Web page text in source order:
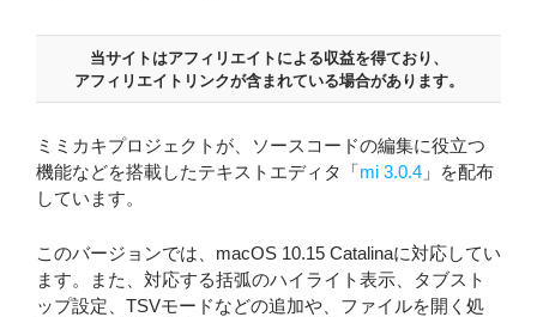
当サイトはアフィリエイトによる収益を得ており、
アフィリエイトリンクが含まれている場合があります。
ミミカキプロジェクトが、ソースコードの編集に役立つ
機能などを搭載したテキストエディタ「mi 3.0.4 」を配布
しています。
このバージョンでは、macOS 10.15 Catalinaに対応してい
ます。また、対応する括弧のハイライト表示、タブスト
ップ設定、TSVモードなどの追加や、ファイルを開く処